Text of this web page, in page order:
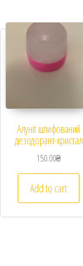
Алуніт шлифований
дезодорант-кристал
150.00₴
Add to cart